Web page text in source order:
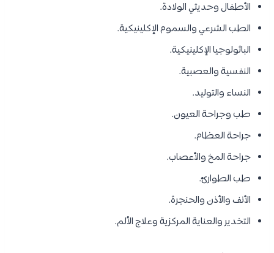
الأطفال وحديثي الولادة.
الطب الشرعي والسموم الإكلينيكية.
الباثولوجيا الإكلينيكية.
النفسية والعصبية.
النساء والتوليد.
طب وجراحة العيون.
جراحة العظام.
جراحة المخ والأعصاب.
طب الطوارئ.
الأنف والأذن والحنجرة.
التخدير والعناية المركزية وعلاج الألم.